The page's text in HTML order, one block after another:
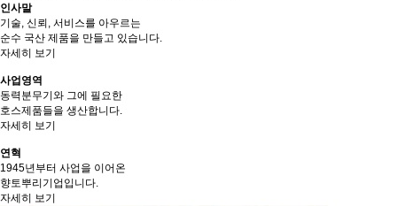
인사말
기술, 신뢰, 서비스를 아우르는
순수 국산 제품을 만들고 있습니다.
자세히 보기
사업영역
동력분무기와 그에 필요한
호스제품들을 생산합니다.
자세히 보기
연혁
1945년부터 사업을 이어온
향토뿌리기업입니다.
자세히 보기